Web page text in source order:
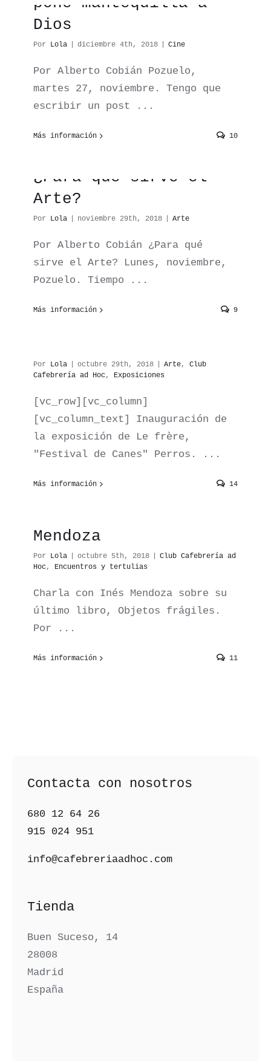
Dios
Por Lola diciembre 4th, 2018 Cine
Por Alberto Cobián Pozuelo,
martes 27, noviembre. Tengo que
escribir un post ...
Más información 10
¿Para qué sirve el
Arte?
Por Lola noviembre 29th, 2018 Arte
Por Alberto Cobián ¿Para qué
sirve el Arte? Lunes, noviembre,
Pozuelo. Tiempo ...
Más información 9
Por Lola octubre 29th, 2018 Arte, Club
Cafebrería ad Hoc, Exposiciones
[vc_row][vc_column]
[vc_column_text] Inauguración de
la exposición de Le frère,
"Festival de Canes" Perros. ...
Más información 14
Charla con la
Mendoza
Por Lola octubre 5th, 2018
Club Cafebrería ad
Hoc, Encuentros y tertulias
Charla con Inés Mendoza sobre su
último libro, Objetos frágiles.
Por ...
Más información 11
Contacta con nosotros
680 12 64 26‬
915 024 951‬
info@cafebreriaadhoc.com
Tienda
Buen Suceso, 14
28008
Madrid
España